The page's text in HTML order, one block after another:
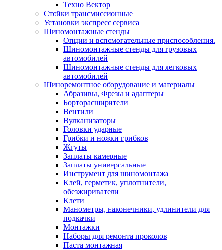
Техно Вектор
Стойки трансмиссионные
Установки экспресс сервиса
Шиномонтажные стенды
Опции и вспомогательные приспособления.
Шиномонтажные стенды для грузовых
автомобилей
Шиномонтажные стенды для легковых
автомобилей
Шиноремонтное оборудование и материалы
Абразивы, Фрезы и адаптеры
Борторасширители
Вентили
Вулканизаторы
Головки ударные
Грибки и ножки грибков
Жгуты
Заплаты камерные
Заплаты универсальные
Инструмент для шиномонтажа
Клей, герметик, уплотнители,
обезжириватели
Клети
Манометры, наконечники, удлинители для
подкачки
Монтажки
Наборы для ремонта проколов
Паста монтажная